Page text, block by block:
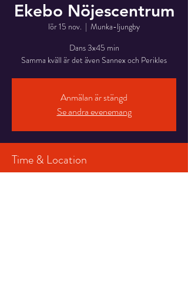
Ekebo Nöjescentrum
lör 15 nov.
  |
Munka-ljungby
Dans 3x45 min
Samma kväll är det även Sannex och Perikles
Anmälan är stängd
Se andra evenemang
Time & Location